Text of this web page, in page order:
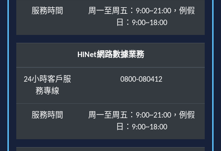
服務時間
周一至周五：9:00~21:00，例假
日：9:00~18:00
HiNet網路數據業務
24小時客戶服
務專線
0800-080412
服務時間
周一至周五：9:00~21:00，例假
日：9:00~18:00